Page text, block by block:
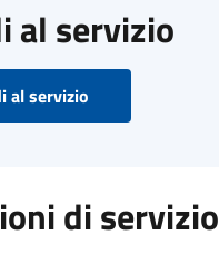
al servizio
al servizio
di servizio